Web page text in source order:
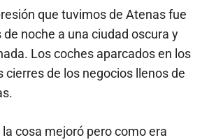
que tuvimos de Atenas fue
noche a una ciudad oscura y
Los coches aparcados en los
cierres de los negocios llenos de
cosa mejoró pero como era